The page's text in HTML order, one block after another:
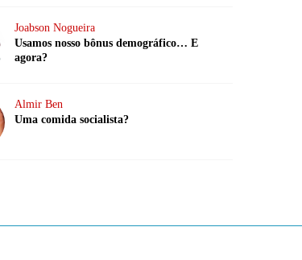
Joabson Nogueira
Usamos nosso bônus demográfico… E
agora?
Almir Ben
Uma comida socialista?